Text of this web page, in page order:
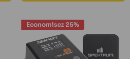
Economisez 25%